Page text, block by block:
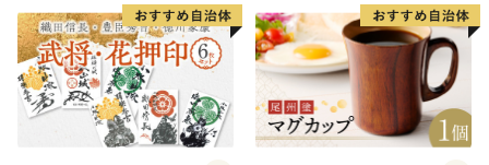
★ABCテレビのニュース情報番組「newsおかえり」で
純国産楊枝セットが紹介されました！
👉【国産白樺つまようじ5箱＋国産黒文字楊枝3本入り
×2個】
👉【国産白樺つまようじ10箱＋国産黒文字楊枝3本入り